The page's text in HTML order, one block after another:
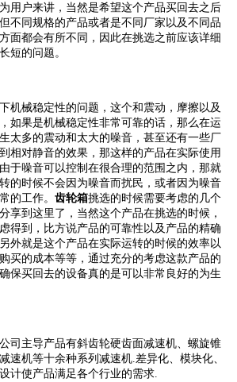
用户来讲，当然是希望这个产品买回去之后
不同规格的产品或者是不同厂家以及不同品
面都会有所不同，因此在挑选之前应该详细
短的问题。
机械稳定性的问题，这个和震动，摩擦以及
如果是机械稳定性非常可靠的话，那么在运
太多的震动和太大的噪音，甚至还有一些厂
相对静音的效果，那这样的产品在实际使用
于噪音可以控制在很合理的范围之内，那就
的时候不会因为噪音而扰民，或者因为噪音
的工作。 齿轮箱挑选的时候需要考虑的几个
享到这里了，当然这个产品在挑选的时候，
得到，比方说产品的可靠性以及产品的精确
外就是这个产品在实际运转的时候的效率以
买的成本等等，通过充分的考虑这款产品的
保买回去的设备真的是可以非常良好的为生
司主导产品有斜齿轮硬齿面减速机、螺旋锥
速机等十余种系列减速机 .差异化、模块化、
计使产品满足各个行业的需求.